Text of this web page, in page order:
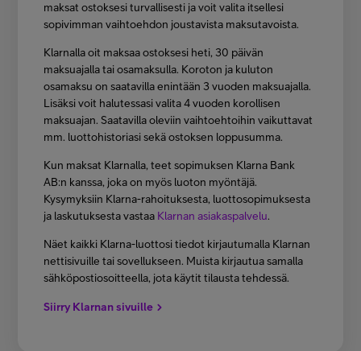
EN SV
maksat ostoksesi turvallisesti ja voit valita itsellesi
sopivimman vaihtoehdon joustavista maksutavoista.
Klarnalla oit maksaa ostoksesi heti, 30 päivän
maksuajalla tai osamaksulla. Koroton ja kuluton
osamaksu on saatavilla enintään 3 vuoden maksuajalla.
Lisäksi voit halutessasi valita 4 vuoden korollisen
maksuajan. Saatavilla oleviin vaihtoehtoihin vaikuttavat
mm. luottohistoriasi sekä ostoksen loppusumma.
Kun maksat Klarnalla, teet sopimuksen Klarna Bank
AB:n kanssa, joka on myös luoton myöntäjä.
Kysymyksiin Klarna-rahoituksesta, luottosopimuksesta
ja laskutuksesta vastaa Klarnan asiakaspalvelu.
Näet kaikki Klarna-luottosi tiedot kirjautumalla Klarnan
nettisivuille tai sovellukseen. Muista kirjautua samalla
sähköpostiosoitteella, jota käytit tilausta tehdessä.
Siirry Klarnan sivuille